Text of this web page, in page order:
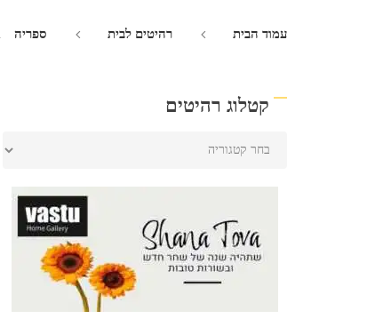
עמוד הבית רהיטים לבית ספריה Ambassador
קטלוג רהיטים